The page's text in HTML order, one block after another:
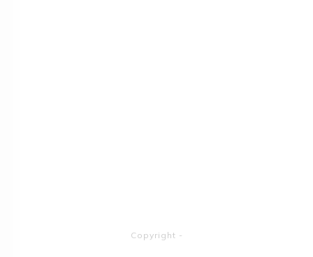
Copyright -